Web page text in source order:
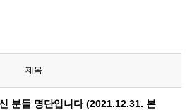
제목
분들 명단입니다 (2021.12.31. 본